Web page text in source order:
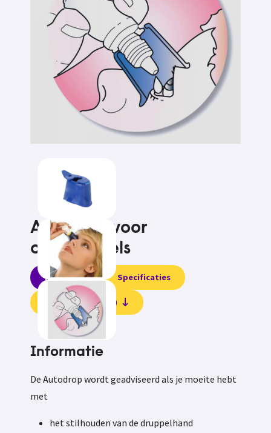
Autodrop voor
oogdruppels
Informatie Specificaties
Beoordelingen (0)
Informatie
De Autodrop wordt geadviseerd als je moeite hebt
met
het stilhouden van de druppelhand